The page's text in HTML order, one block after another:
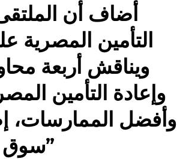
أضاف أن
التأمين المصرية
ويناقش أربعة
وإعادة التأمين
وأفضل الممارسات،
سوق الوساطة التأمينية في مصر؟”